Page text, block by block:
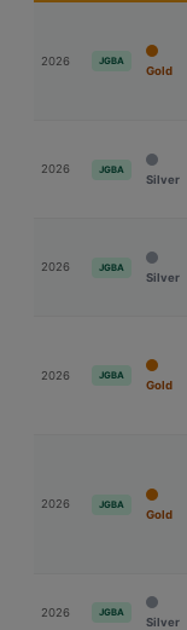
2026 JGBA
Gold
2026 JGBA
Silver
2026 JGBA
Silver
2026 JGBA
Gold
2026 JGBA
Gold
2026 JGBA
Silver